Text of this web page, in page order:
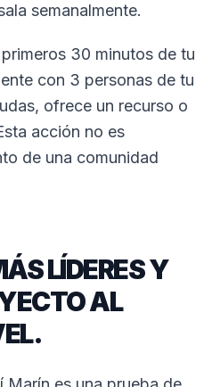
semanalmente.
30 minutos de tu
con 3 personas de tu
ofrece un recurso o
acción no es
de una comunidad
LÍDERES Y
AL